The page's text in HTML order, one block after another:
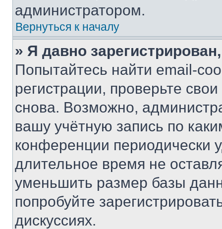
администратором.
Вернуться к началу
» Я давно
Попытайтесь найти email-
регистрации, проверьте
снова. Возможно,
вашу учётную запись по
конференции периодически
длительное время не
уменьшить размер базы
попробуйте
дискуссиях.